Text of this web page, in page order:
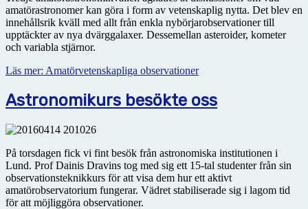
amatörastronomer kan göra i form av vetenskaplig nytta. Det blev en
innehållsrik kväll med allt från enkla nybörjarobservationer till
upptäckter av nya dvärggalaxer. Dessemellan asteroider, kometer
och variabla stjärnor.
Läs mer: Amatörvetenskapliga observationer
Astronomikurs besökte oss
På torsdagen fick vi fint besök från astronomiska institutionen i
Lund. Prof Dainis Dravins tog med sig ett 15-tal studenter från sin
observationsteknikkurs för att visa dem hur ett aktivt
amatörobservatorium fungerar. Vädret stabiliserade sig i lagom tid
för att möjliggöra observationer.